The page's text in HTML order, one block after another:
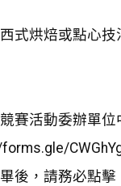
式烘焙或點心
賽活動委辦單
後，請務必點